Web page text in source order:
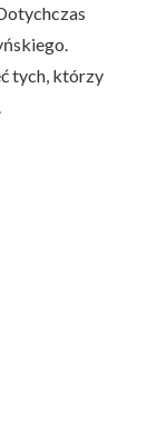
tych, którzy